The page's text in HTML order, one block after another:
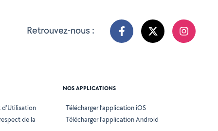
Retrouvez-nous :
d'Utilisation
de la
NOS APPLICATIONS
Télécharger l’application iOS
Télécharger l’application Android